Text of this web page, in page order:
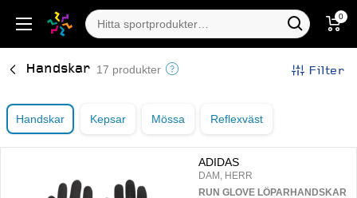
0
Handskar 17 produkter Filter
Handskar Kepsar Mössa Reflexväst
ADIDAS
DAM, HERR
RUN GLOVE LÖPARHANDSKAR